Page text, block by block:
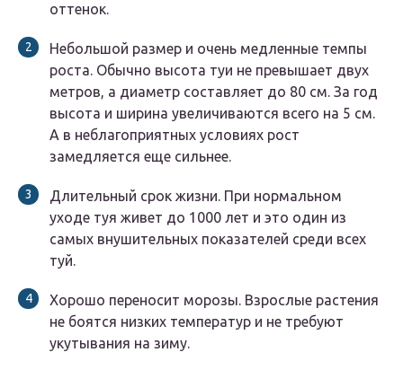
оттенок.
Небольшой размер и очень медленные темпы
роста. Обычно высота туи не превышает двух
метров, а диаметр составляет до 80 см. За год
высота и ширина увеличиваются всего на 5 см.
А в неблагоприятных условиях рост
замедляется еще сильнее.
Длительный срок жизни. При нормальном
уходе туя живет до 1000 лет и это один из
самых внушительных показателей среди всех
туй.
Хорошо переносит морозы. Взрослые растения
не боятся низких температур и не требуют
укутывания на зиму.